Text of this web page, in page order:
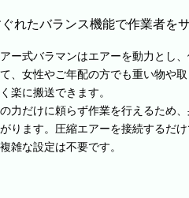
れたバランス機能で作業者を
ー式バラマンはエアーを動力とし
、女性やご年配の方でも重い物や
楽に搬送できます。
の力だけに頼らず作業を行えるため
ります。圧縮エアーを接続するだ
雑な設定は不要です。